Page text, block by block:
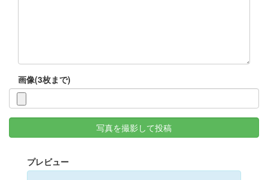
画像(3枚まで)
写真を撮影して投稿
プレビュー